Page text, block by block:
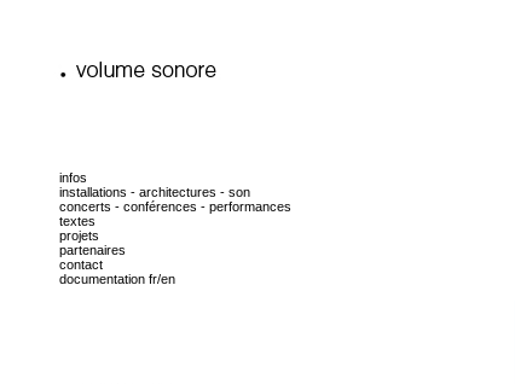
infos
installations - architectures - son
concerts - conférences - performances
textes
projets
partenaires
contact
documentation fr/en